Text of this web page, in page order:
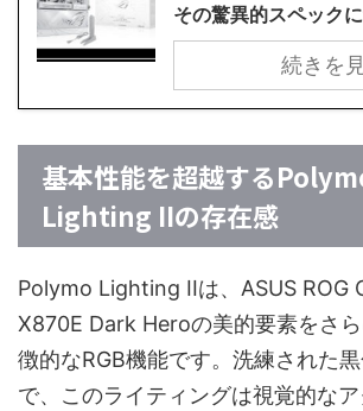
その驚異的スペック
続きを
基本性能を超越する
Lighting IIの存在感
Polymo Lighting IIは、ASUS ROG
X870E Dark Heroの美的要素をさ
徴的なRGB機能です。洗練された
で、このライティングは視覚的な